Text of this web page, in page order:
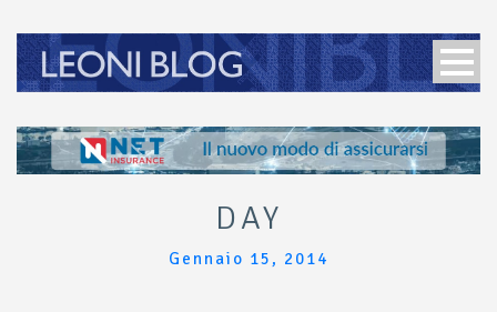
DAY
Gennaio 15, 2014